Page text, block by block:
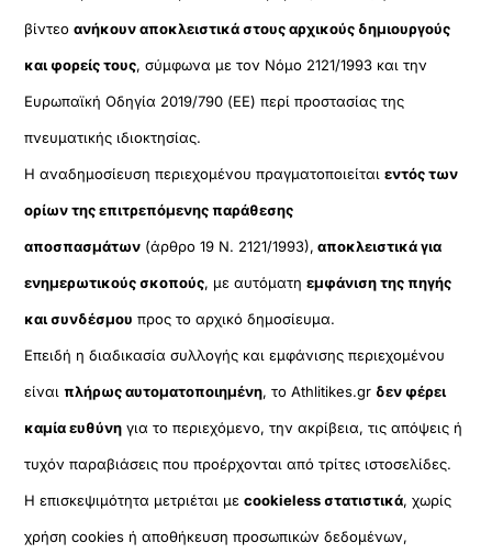
βίντεοανήκουν αποκλειστικά στους αρχικούς δημιουργούς
και φορείς τους, σύμφωνα με τον Νόμο 2121/1993 και την
Ευρωπαϊκή Οδηγία 2019/790 (ΕΕ) περί προστασίας της
πνευματικής ιδιοκτησίας.
Η αναδημοσίευση περιεχομένου πραγματοποιείταιεντός των
ορίων της επιτρεπόμενης παράθεσης
αποσπασμάτων (άρθρο 19 Ν. 2121/1993), αποκλειστικά για
ενημερωτικούς σκοπούς, με αυτόματηεμφάνιση της πηγής
και συνδέσμου προς το αρχικό δημοσίευμα.
Επειδή η διαδικασία συλλογής και εμφάνισης περιεχομένου
είναιπλήρως αυτοματοποιημένη, το Athlitikes.gr δεν φέρει
καμία ευθύνη για το περιεχόμενο, την ακρίβεια, τις απόψεις ή
τυχόν παραβιάσεις που προέρχονται από τρίτες ιστοσελίδες.
Η επισκεψιμότητα μετριέται μεcookieless στατιστικά, χωρίς
χρήση cookies ή αποθήκευση προσωπικών δεδομένων,